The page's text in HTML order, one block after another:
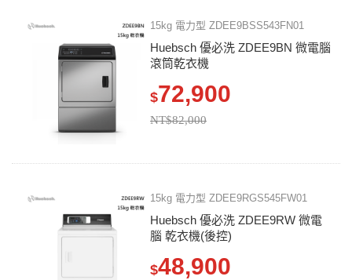
15kg 電力型 ZDEE9BSS543FN01
Huebsch 優必洗 ZDEE9BN 微電腦
滾筒乾衣機
$72,900
NT$82,000
15kg 電力型 ZDEE9RGS545FW01
Huebsch 優必洗 ZDEE9RW 微電
腦 乾衣機(後控)
$48,900